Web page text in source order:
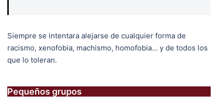
Siempre se intentara alejarse de cualquier forma de
racismo, xenofobia, machismo, homofobia… y de todos los
que lo toleran.
Pequeños grupos